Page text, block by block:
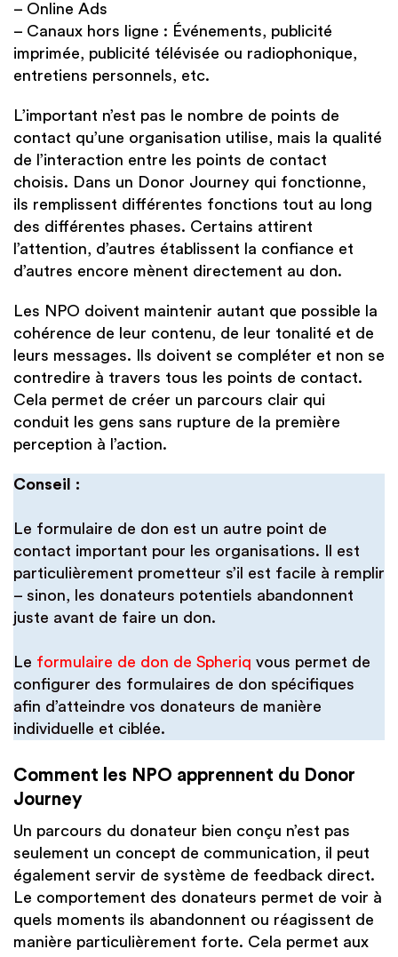
– Online Ads
– Canaux hors ligne : Événements, publicité
imprimée, publicité télévisée ou radiophonique,
entretiens personnels, etc.
L’important n’est pas le nombre de points de
contact qu’une organisation utilise, mais la qualité
de l’interaction entre les points de contact
choisis. Dans un Donor Journey qui fonctionne,
ils remplissent différentes fonctions tout au long
des différentes phases. Certains attirent
l’attention, d’autres établissent la confiance et
d’autres encore mènent directement au don.
Les NPO doivent maintenir autant que possible la
cohérence de leur contenu, de leur tonalité et de
leurs messages. Ils doivent se compléter et non se
contredire à travers tous les points de contact.
Cela permet de créer un parcours clair qui
conduit les gens sans rupture de la première
perception à l’action.
Conseil :
Le formulaire de don est un autre point de
contact important pour les organisations. Il est
particulièrement prometteur s’il est facile à remplir
– sinon, les donateurs potentiels abandonnent
juste avant de faire un don.
Le formulaire de don de Spheriq vous permet de
configurer des formulaires de don spécifiques
afin d’atteindre vos donateurs de manière
individuelle et ciblée.
Comment les NPO apprennent du Donor
Journey
Un parcours du donateur bien conçu n’est pas
seulement un concept de communication, il peut
également servir de système de feedback direct.
Le comportement des donateurs permet de voir à
quels moments ils abandonnent ou réagissent de
manière particulièrement forte. Cela permet aux